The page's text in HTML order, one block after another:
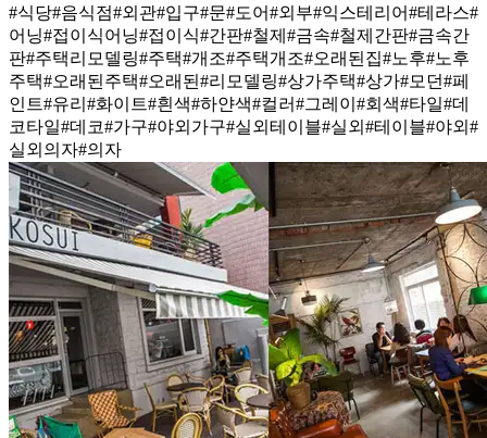
#식당#음식점#외관#입구#문#도어#외부#익스테리어#테라스#
어닝#접이식어닝#접이식#간판#철제 #금속#철제간판#금속간
판#주택리모델링#주택#개조#주택개조#오래된집#노후#노후
주택#오래된주택#오래된 #리모델링#상가주택#상가#모던#페
인트#유리 #화이트#흰색#하얀색#컬러#그레이 #회색#타일#데
코타일#데코#가구#야외가구#실외테이블#실외 #테이블#야외 #
실외의자#의자